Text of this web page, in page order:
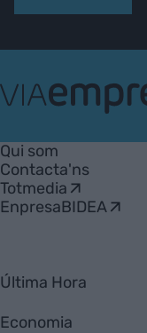
Empresa
Qui som
Contacta'ns
Totmedia
EnpresaBIDEA
Última Hora
Economia